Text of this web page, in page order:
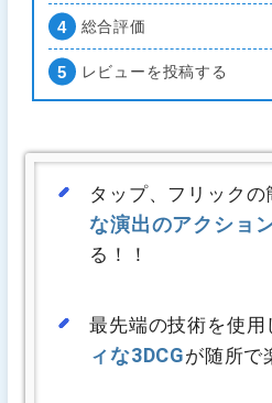
総合評価
レビューを投稿する
タップ、フリックの
な演出のアクショ
る！！
最先端の技術を使用
ィな3DCGが随所で